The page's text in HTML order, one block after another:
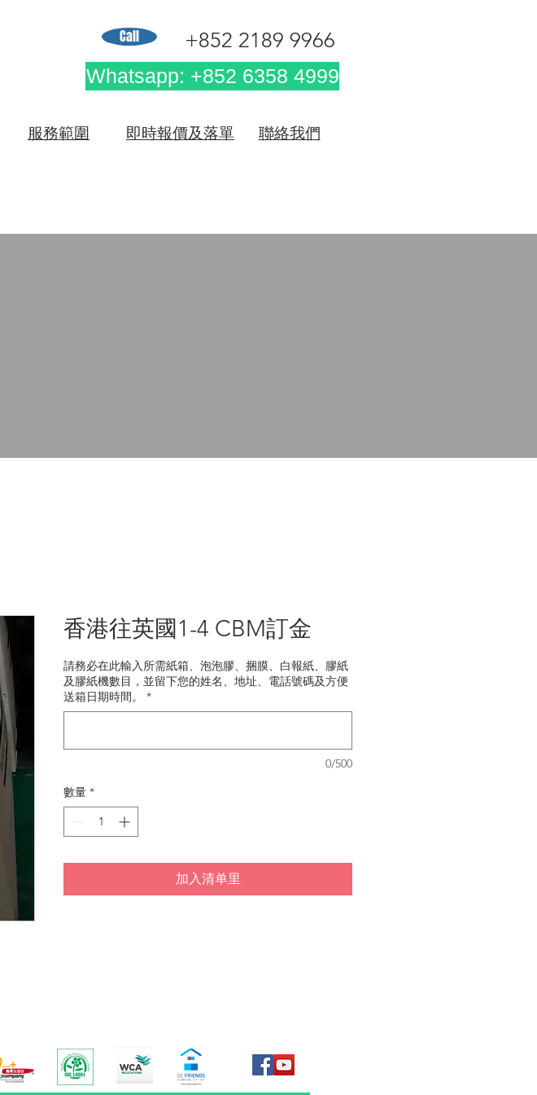
Call +852 2189 9966
Whatsapp: +852 6358 4999
服務範圍 即時報價及落單 聯絡我們
香港往英國1-4 CBM訂金
請務必在此輸入所需紙箱、泡泡膠、捆膜、白報紙、膠紙
及膠紙機數目，並留下您的姓名、地址、電話號碼及方便
送箱日期時間。
*
0/500
數量 *
加入清单里